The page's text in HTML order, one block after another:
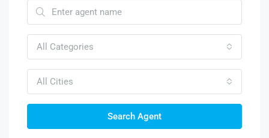
All Categories
All Cities
Search Agent